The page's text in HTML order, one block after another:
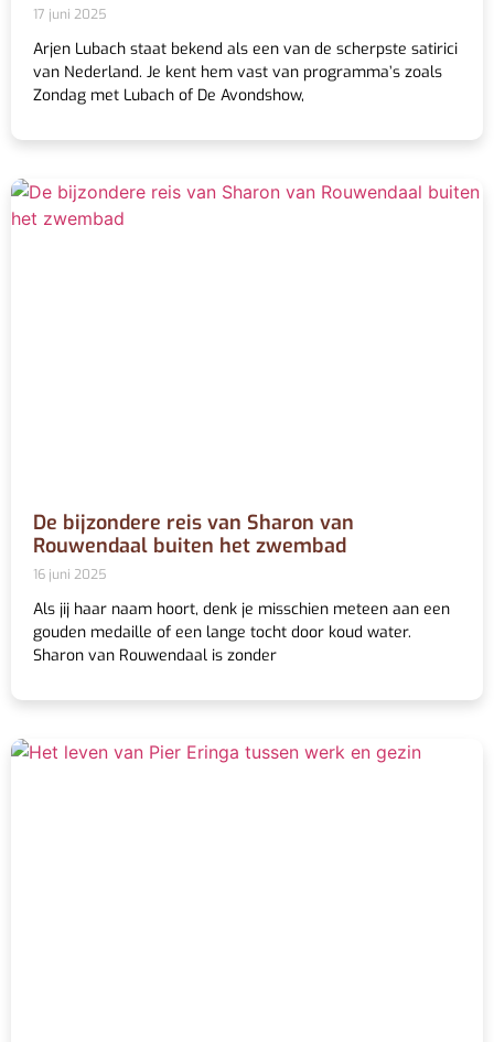
17 juni 2025
Arjen Lubach staat bekend als een van de scherpste satirici
van Nederland. Je kent hem vast van programma’s zoals
Zondag met Lubach of De Avondshow,
De bijzondere reis van Sharon van
Rouwendaal buiten het zwembad
16 juni 2025
Als jij haar naam hoort, denk je misschien meteen aan een
gouden medaille of een lange tocht door koud water.
Sharon van Rouwendaal is zonder